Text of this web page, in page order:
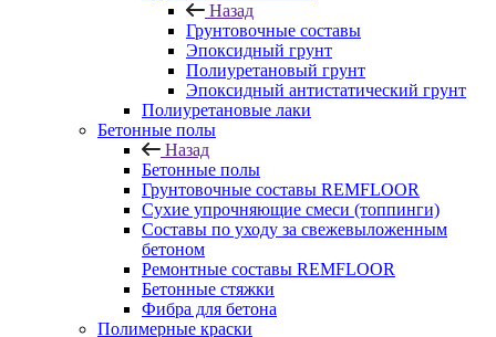
Назад
Грунтовочные составы
Эпоксидный грунт
Полиуретановый грунт
Эпоксидный антистатический грунт
Полиуретановые лаки
Бетонные полы
Назад
Бетонные полы
Грунтовочные составы REMFLOOR
Сухие упрочняющие смеси (топпинги)
Составы по уходу за свежевыложенным
бетоном
Ремонтные составы REMFLOOR
Бетонные стяжки
Фибра для бетона
Полимерные краски